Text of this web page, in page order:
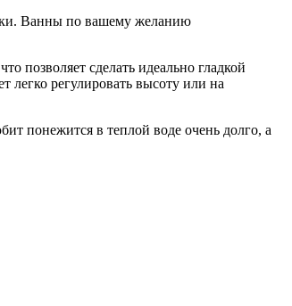
Ванны по вашему желанию
позволяет сделать идеально гладкой
легко регулировать высоту или на
понежится в теплой воде очень долго, а